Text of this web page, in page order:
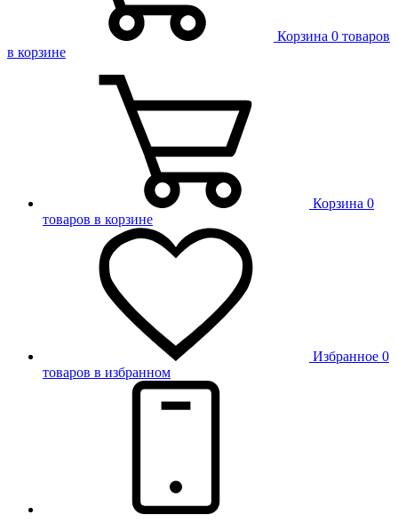
Корзина 0 товаров
в корзине
Корзина 0
товаров в корзине
Избранное 0
товаров в избранном